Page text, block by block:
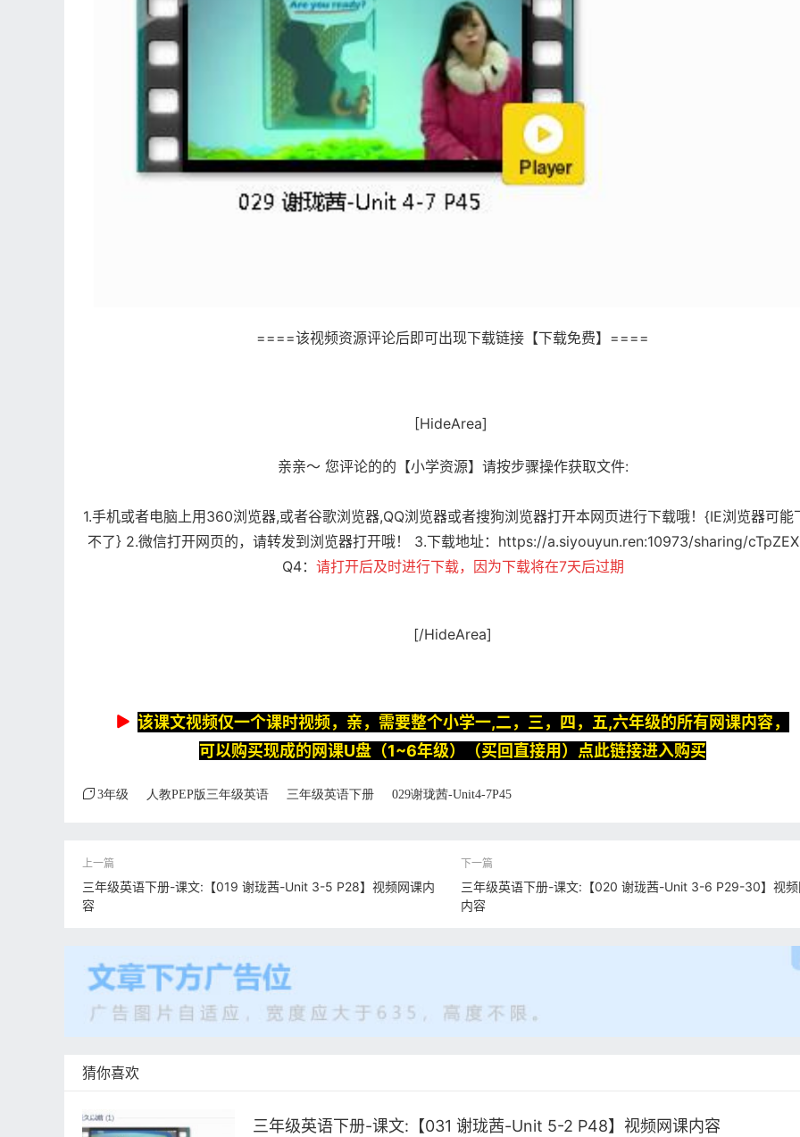
====该视频资源评论后即可出现下载链接【下载免费】====
[HideArea]
亲亲～ 您评论的的【小学资源】请按步骤操作获取文件:
1.手机或者电脑上用360浏览器,或者谷歌浏览器,QQ浏览器或者搜狗浏览器打开本网页进行下载哦！{IE浏览器可能
不了} 2.微信打开网页的，请转发到浏览器打开哦！ 3.下载地址： https://a.siyouyun.ren:10973/sharing/
Q4： 请打开后及时进行下载，因为下载将在7天后过期
[/HideArea]
该课文视频仅一个课时视频，亲，需要整个小学一,二，三，四，五,六年级的所有网课内容，
可以购买现成的网课U盘（1~6年级）（买回直接用）点此链接进入购买
3年级 人教PEP版三年级英语 三年级英语下册 029谢珑茜-Unit4-7P45
三年级英语下册-课文:【019 谢珑茜-Unit 3-5 P28】视频网课内
容
三年级英语下册-课文:【020 谢珑茜-Unit 3-6 P29-30】视频
内容
猜你喜欢
三年级英语下册-课文:【031 谢珑茜-Unit 5-2 P48】视频网课内容